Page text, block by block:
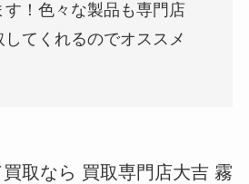
す！色々な製品も専門店
してくれるのでオススメ
取なら 買取専門店大吉 霧